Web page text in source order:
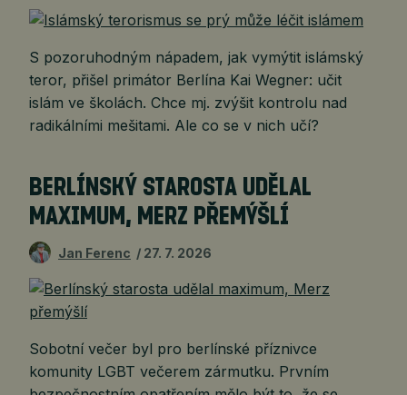
S pozoruhodným nápadem, jak vymýtit islámský
teror, přišel primátor Berlína Kai Wegner: učit
islám ve školách. Chce mj. zvýšit kontrolu nad
radikálními mešitami. Ale co se v nich učí?
BERLÍNSKÝ STAROSTA UDĚLAL
MAXIMUM, MERZ PŘEMÝŠLÍ
Jan Ferenc 27. 7. 2026
Sobotní večer byl pro berlínské příznivce
komunity LGBT večerem zármutku. Prvním